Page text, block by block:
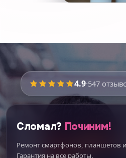
4.9·547
Сломал? Починим!
Ремонт смартфонов, планшетов
Гарантия на все работы.